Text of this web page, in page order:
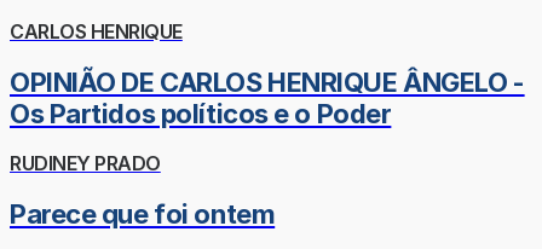
CARLOS HENRIQUE
OPINIÃO DE CARLOS HENRIQUE ÂNGELO -
Os Partidos políticos e o Poder
RUDINEY PRADO
Parece que foi ontem